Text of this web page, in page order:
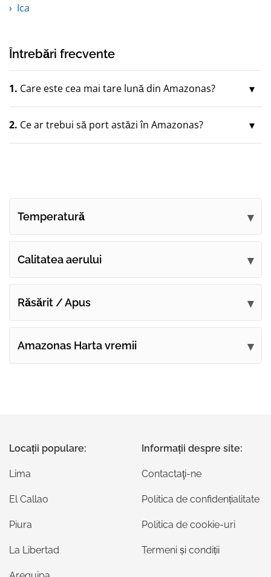
Ica
Întrebări frecvente
1. Care este cea mai tare lună din Amazonas?
2. Ce ar trebui să port astăzi în Amazonas?
Temperatură
Calitatea aerului
Răsărit / Apus
Amazonas Harta vremii
Locații populare:
Lima
El Callao
Piura
La Libertad
Informații despre site:
Contactaţi-ne
Politica de confidențialitate
Politica de cookie-uri
Termeni și condiții